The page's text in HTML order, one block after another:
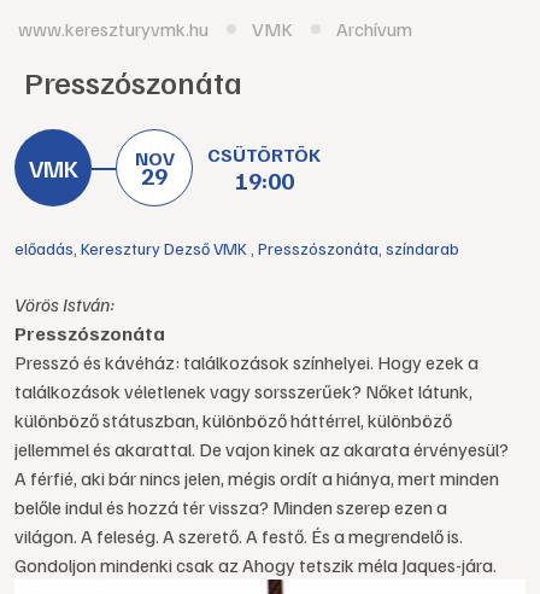
www.kereszturyvmk.hu VMK Archívum
Presszószonáta
NOV
29
CSÜTÖRTÖK
19:00
előadás Keresztury Dezső VMK Presszószonáta színdarab
Vörös István:
Presszószonáta
Presszó és kávéház: találkozások színhelyei. Hogy ezek a
találkozások véletlenek vagy sorsszerűek? Nőket látunk,
különböző státuszban, különböző háttérrel, különböző
jellemmel és akarattal. De vajon kinek az akarata érvényesül?
A férfié, aki bár nincs jelen, mégis ordít a hiánya, mert minden
belőle indul és hozzá tér vissza? Minden szerep ezen a
világon. A feleség. A szerető. A festő. És a megrendelő is.
Gondoljon mindenki csak az Ahogy tetszik méla Jaques-jára.